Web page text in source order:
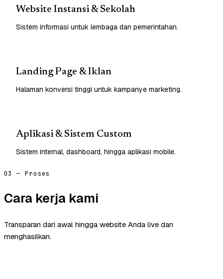
Website Instansi & Sekolah
Sistem informasi untuk lembaga dan pemerintahan.
Landing Page & Iklan
Halaman konversi tinggi untuk kampanye marketing.
Aplikasi & Sistem Custom
Sistem internal, dashboard, hingga aplikasi mobile.
03 — Proses
Cara kerja kami
Transparan dari awal hingga website Anda live dan
menghasilkan.